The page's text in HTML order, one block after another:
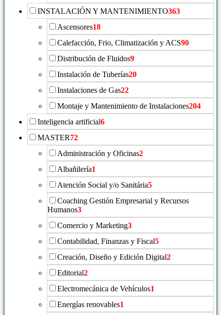
INSTALACIÓN Y MANTENIMIENTO363
Ascensores18
Calefacción, Frio, Climatización y ACS90
Distribución de Fluidos9
Instalación de Tuberías20
Instalaciones de Gas22
Montaje y Mantenimiento de Instalaciones204
Inteligencia artificial6
MASTER72
Administración y Oficinas2
Albañilería1
Atención Social y/o Sanitária5
Coaching Gestión Empresarial y Recursos
Humanos3
Comercio y Marketing3
Contabilidad, Finanzas y Fiscal5
Creación, Diseño y Edición Digital2
Editorial2
Electromecánica de Vehículos1
Energías renovables1